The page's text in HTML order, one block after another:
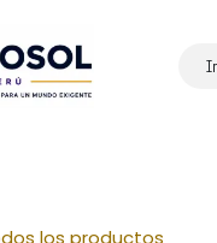
los productos